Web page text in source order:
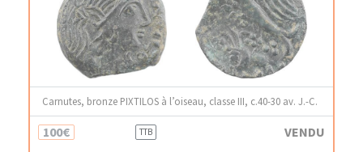
Carnutes, bronze PIXTILOS à l’oiseau, classe III, c.40-30 av. J.-C.
100€ TTB VENDU